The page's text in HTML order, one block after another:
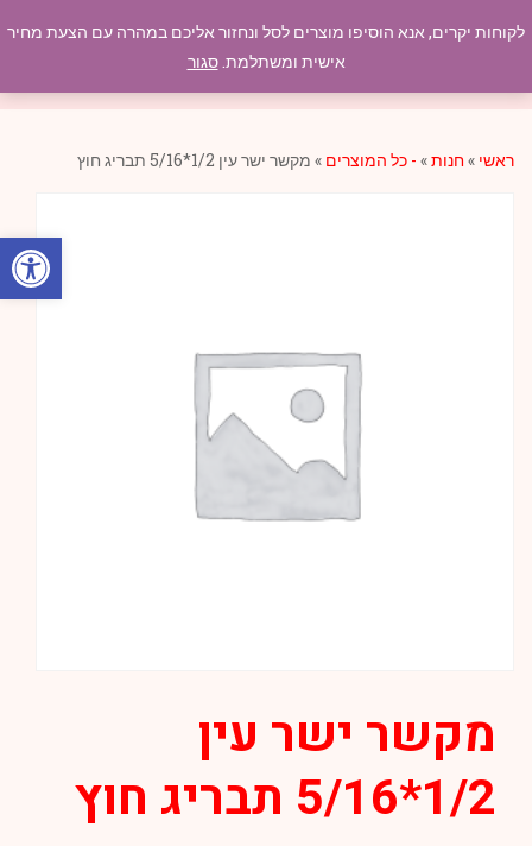
פתח
ראשי »חנות» - כל המוצרים » מקשר ישר עין 1/2*5/16 תבריג חוץ
מקשר ישר עין
1/2*5/16 תבריג חוץ
לקוחות יקרים, אנא הוסיפו מוצרים לסל ונחזור אליכם במהרה עם הצעת מחיר
אישית ומשתלמת.סגור